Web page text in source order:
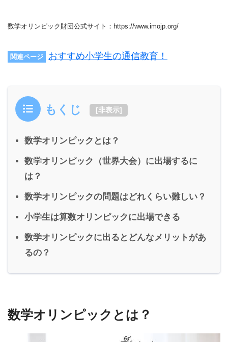
数学オリンピック財団公式サイト：https://www.imojp.org/
関連ページ おすすめ小学生の通信教育！
もくじ [非表示]
数学オリンピックとは？
数学オリンピック（世界大会）に出場するに
は？
数学オリンピックの問題はどれくらい難しい？
小学生は算数オリンピックに出場できる
数学オリンピックに出るとどんなメリットがあ
るの？
数学オリンピックとは？